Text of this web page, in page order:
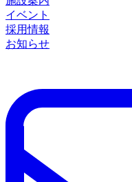
イベント
採用情報
お知らせ